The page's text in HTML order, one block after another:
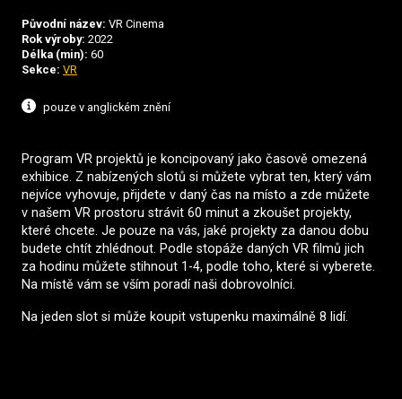
Původní název: VR Cinema
Rok výroby: 2022
Délka (min): 60
Sekce: VR
pouze v anglickém znění
Program VR projektů je koncipovaný jako časově omezená
exhibice. Z nabízených slotů si můžete vybrat ten, který vám
nejvíce vyhovuje, přijdete v daný čas na místo a zde můžete
v našem VR prostoru strávit 60 minut a zkoušet projekty,
které chcete. Je pouze na vás, jaké projekty za danou dobu
budete chtít zhlédnout. Podle stopáže daných VR filmů jich
za hodinu můžete stihnout 1-4, podle toho, které si vyberete.
Na místě vám se vším poradí naši dobrovolníci.
Na jeden slot si může koupit vstupenku maximálně 8 lidí.